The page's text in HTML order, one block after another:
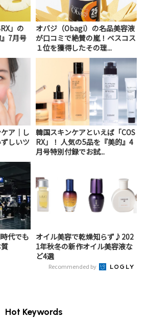
」の
7月号
オバジ（Obagi）の名品美容液
が口コミで絶賛の嵐！ベスコス
１位を獲得したその理...
ア｜し
しいツ
韓国スキンケアといえば「COS
RX」！ 人気の5品を『美的』4
月号特別付録でお試...
代でも
オイル美容で乾燥知らず♪202
1年秋冬の新作オイル美容液な
ど4選
Recommended by
Hot Keywords